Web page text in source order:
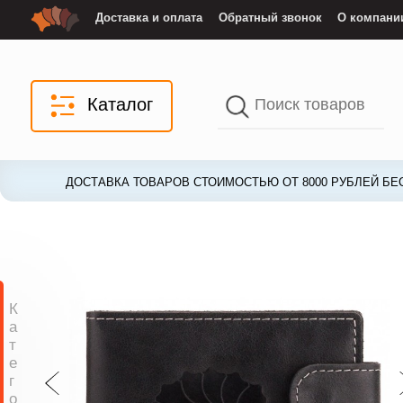
Доставка и оплата Обратный звонок О
Каталог
ДОСТАВКА ТОВАРОВ СТОИМОСТЬЮ ОТ 8000 РУБЛЕЙ
ДОСТАВКА ТОВАРОВ СТОИМОСТЬЮ ОТ 8000 РУБЛЕЙ
К
а
т
е
г
о